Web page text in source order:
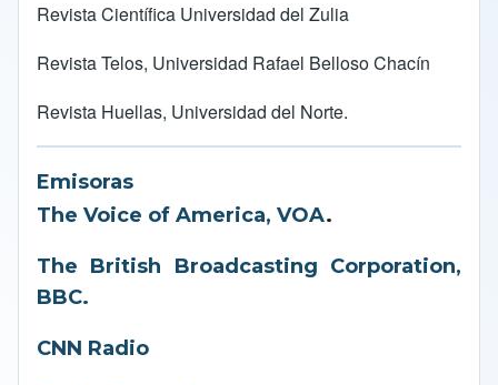
Revista Científica Universidad del Zulia
Revista Telos, Universidad Rafael Belloso Chacín
Revista Huellas, Universidad del Norte.
Emisoras
The Voice of America, VOA.
The British Broadcasting Corporation,
BBC.
CNN Radio